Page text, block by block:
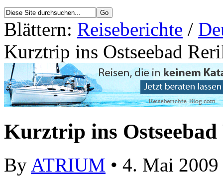
Blättern: Reiseberichte /
Kurztrip ins Ostseebad
Kurztrip ins
By ATRIUM • 4. Mai 2009